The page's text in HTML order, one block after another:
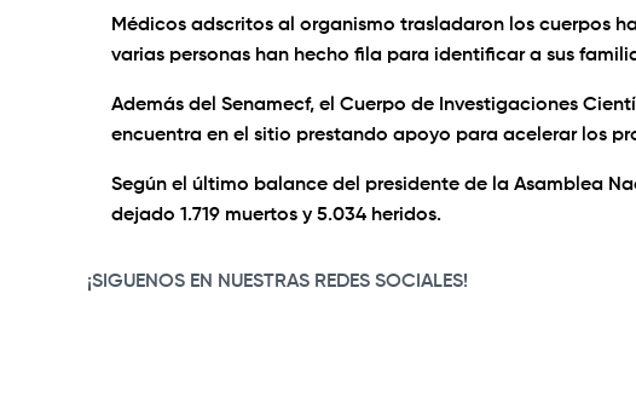
Médicos adscritos al organismo trasladaron los cuerpos
varias personas han hecho fila para identificar a sus
Además del Senamecf, el Cuerpo de Investigaciones
encuentra en el sitio prestando apoyo para acelerar los
Según el último balance del presidente de la Asamblea
dejado 1.719 muertos y 5.034 heridos.
¡SIGUENOS EN NUESTRAS REDES SOCIALES!